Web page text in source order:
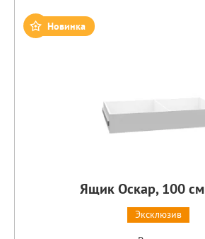
Новинка
Ящик Оскар, 100 см
Эксклюзив